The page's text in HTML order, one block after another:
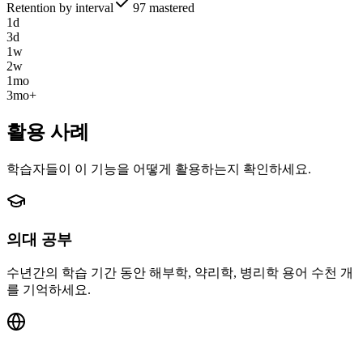
Retention by interval
97 mastered
1d
3d
1w
2w
1mo
3mo+
활용 사례
학습자들이 이 기능을 어떻게 활용하는지 확인하세요.
의대 공부
수년간의 학습 기간 동안 해부학, 약리학, 병리학 용어 수천 개
를 기억하세요.